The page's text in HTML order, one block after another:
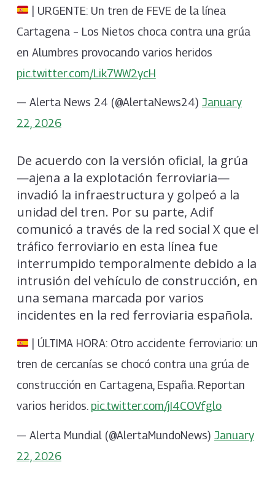
| URGENTE: Un tren de FEVE de la línea
Cartagena – Los Nietos choca contra una grúa
en Alumbres provocando varios heridos
pic.twitter.com/Lik7WW2ycH
— Alerta News 24 (@AlertaNews24) January
22, 2026
De acuerdo con la versión oficial, la grúa
—ajena a la explotación ferroviaria—
invadió la infraestructura y golpeó a la
unidad del tren. Por su parte, Adif
comunicó a través de la red social X que el
tráfico ferroviario en esta línea fue
interrumpido temporalmente debido a la
intrusión del vehículo de construcción, en
una semana marcada por varios
incidentes en la red ferroviaria española.
| ÚLTIMA HORA: Otro accidente ferroviario: un
tren de cercanías se chocó contra una grúa de
construcción en Cartagena, España. Reportan
varios heridos. pic.twitter.com/jI4COVfglo
— Alerta Mundial (@AlertaMundoNews) January
22, 2026